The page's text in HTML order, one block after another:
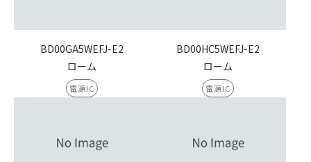
BD00GA5WEFJ-E2
ローム
電源IC
BD00HC5WEFJ-E2
ローム
電源IC